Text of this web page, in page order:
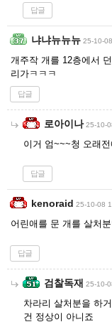
답글
냐냐뉴뉴뉴 25-10-
개주작 개를 12층에서
리가ㅋㅋㅋ
답글
로아이나 25-10-
이거 엄~~~청 오래
답글
kenoraid 25-10-08
어린애를 문 개를 살처
답글
검찰독재 25-10-
차라리 살처분을 하
건 정상이 아니죠